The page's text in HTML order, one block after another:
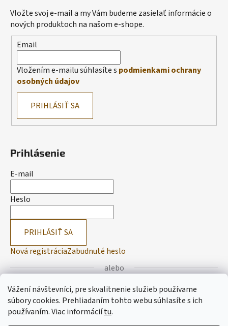
Vážení návštevníci, pre skvalitnenie služieb používame
súbory cookies. Prehliadaním tohto webu súhlasíte s ich
používaním.Viac informáciítu.
Vložte svoj e-mail a my Vám budeme zasielať informácie o
nových produktoch na našom e-shope.
Email
Vložením e-mailu súhlasíte s podmienkami ochrany
osobných údajov
PRIHLÁSIŤ SA
Prihlásenie
E-mail
Heslo
PRIHLÁSIŤ SA
Nová registráciaZabudnuté heslo
alebo
Prihlásiť sa cez Facebook
Prihlásiť sa cez Google